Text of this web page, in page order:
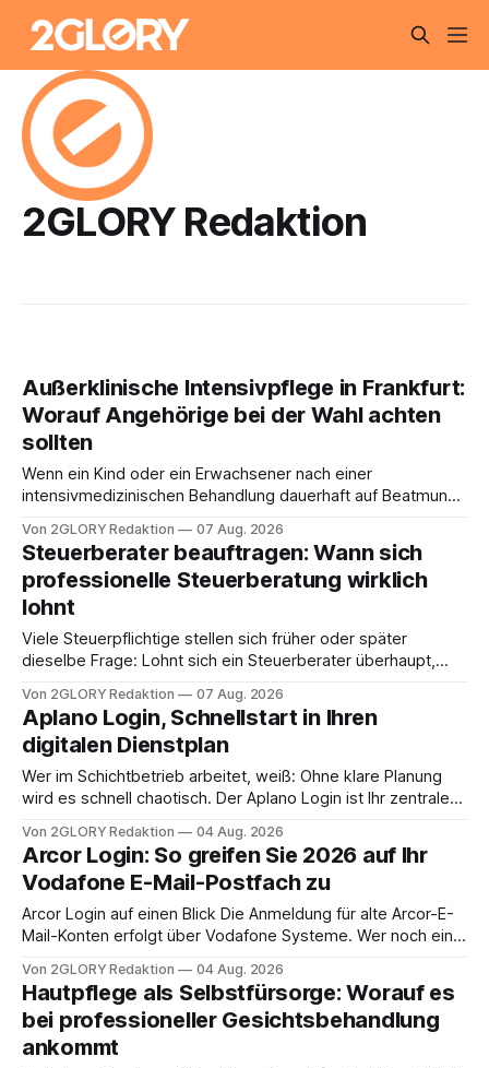
2GLORY Redaktion
Außerklinische Intensivpflege in Frankfurt:
Worauf Angehörige bei der Wahl achten
sollten
Wenn ein Kind oder ein Erwachsener nach einer
intensivmedizinischen Behandlung dauerhaft auf Beatmung
angewiesen ist, stellt sich für Familien eine schwierige
Frage: Muss die Versorgung dauerhaft in der Klinik bleiben –
oder ist ein Leben zu Hause möglich? Die außerklinische
Intensivpflege bietet genau diese Alternative: Sie
Von 2GLORY Redaktion 07 Aug. 2026
Steuerberater beauftragen: Wann sich
professionelle Steuerberatung wirklich
lohnt
Viele Steuerpflichtige stellen sich früher oder später
dieselbe Frage: Lohnt sich ein Steuerberater überhaupt,
erledigen? Die kurze Antwort: Bei einfachen
Einkommensverhältnissen reicht häufig eine Steuersoftware
aus – sobald jedoch mehrere Einkunftsarten
zusammentreffen oder größere finanzielle Veränderungen
anstehen, zahlt sich professionelle Unterstützung meist
Von 2GLORY Redaktion 07 Aug. 2026
Aplano Login, Schnellstart in Ihren
digitalen Dienstplan
Wer im Schichtbetrieb arbeitet, weiß: Ohne klare Planung
wird es schnell chaotisch. Der Aplano Login ist Ihr zentraler
abwesenheiten und die gesamte kommunikation rund um
Ihr personal digital zu organisieren. In diesem Leitfaden
erfahren Sie alles, was Sie für einen reibungslosen Einstieg
brauchen, von der Registrierung
Von 2GLORY Redaktion 04 Aug. 2026
Arcor Login: So greifen Sie 2026 auf Ihr
Vodafone E-Mail-Postfach zu
Arcor Login auf einen Blick Die Anmeldung für alte Arcor-E-
Mail-Konten erfolgt über Vodafone Systeme. Wer noch eine
besitzt, loggt sich heute über das Vodafone E-Mail & Cloud
Portal ein. Der klassische Arcor Login über mail.
Von 2GLORY Redaktion 04 Aug. 2026
Hautpflege als Selbstfürsorge: Worauf es
bei professioneller Gesichtsbehandlung
ankommt